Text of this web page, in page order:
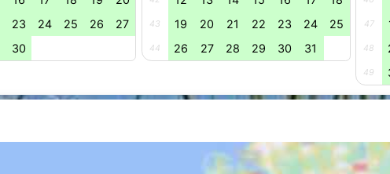
23 24 25 26 27
30
43 19 20 21 22 23 24 25
44 26 27 28 29 30 31
47
48
49